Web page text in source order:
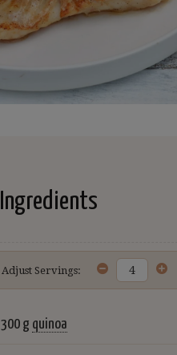
Ingredients
Adjust Servings:
300 g quinoa